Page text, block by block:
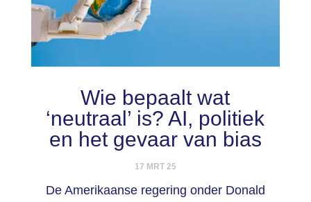
Wie bepaalt wat
‘neutraal’ is? AI, politiek
en het gevaar van bias
17 MRT 25
De Amerikaanse regering onder Donald